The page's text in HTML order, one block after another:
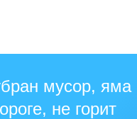
мусор, яма
не горит